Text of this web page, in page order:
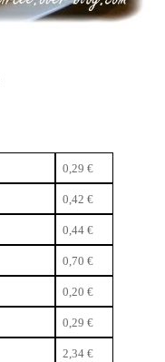
0,29 €
0,42 €
0,44 €
0,70 €
0,20 €
0,29 €
2,34 €